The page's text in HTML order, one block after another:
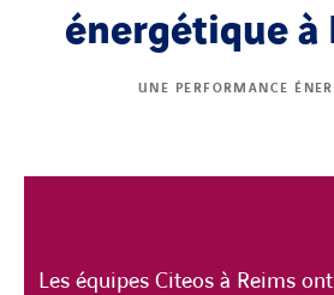
énergétique à
UNE PERFORMANCE
Les équipes Citeos à Reims